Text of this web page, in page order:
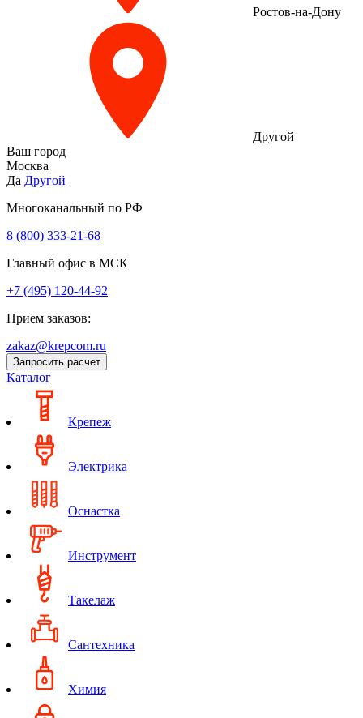
Ростов-на-Дону
Другой
Ваш город
Москва
Да Другой
Многоканальный по РФ
8 (800) 333‑21-68
Главный офис в МСК
+7 (495) 120-44-92
Прием заказов:
zakaz@krepcom.ru
Запросить расчет
Каталог
Крепеж
Электрика
Оснастка
Инструмент
Такелаж
Сантехника
Химия